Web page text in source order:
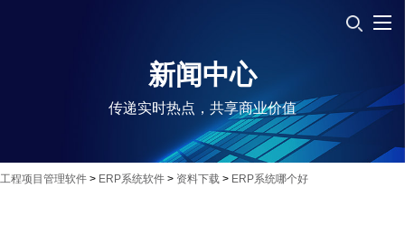
新闻中心
传递实时热点，共享商业价值
工程项目管理软件 > ERP系统软件 > 资料下载 > ERP系统哪个好